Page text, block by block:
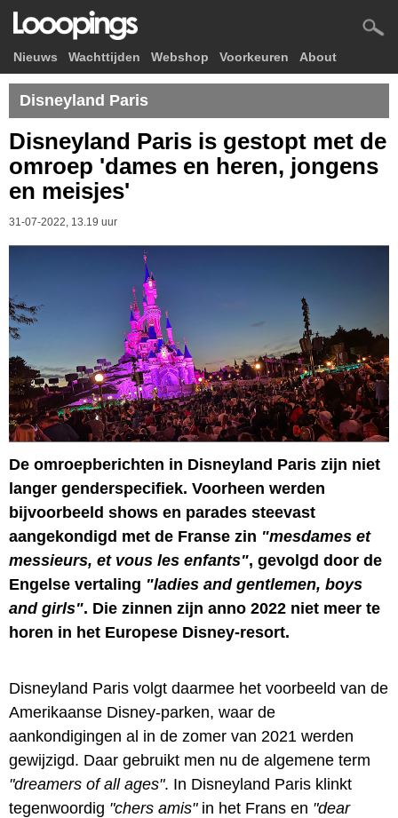
Nieuws Wachttijden Webshop Voorkeuren About
Disneyland Paris
Disneyland Paris is gestopt met de
omroep 'dames en heren, jongens
en meisjes'
31-07-2022, 13.19 uur
De omroepberichten in Disneyland Paris zijn niet
langer genderspecifiek. Voorheen werden
bijvoorbeeld shows en parades steevast
aangekondigd met de Franse zin "mesdames et
messieurs, et vous les enfants", gevolgd door de
Engelse vertaling "ladies and gentlemen, boys
and girls". Die zinnen zijn anno 2022 niet meer te
horen in het Europese Disney-resort.
Disneyland Paris volgt daarmee het voorbeeld van de
Amerikaanse Disney-parken, waar de
aankondigingen al in de zomer van 2021 werden
gewijzigd. Daar gebruikt men nu de algemene term
"dreamers of all ages". In Disneyland Paris klinkt
tegenwoordig "chers amis"in het Frans en "dear